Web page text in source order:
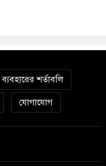
ব্যবহারের শর্তাবলি
যোগাযোগ